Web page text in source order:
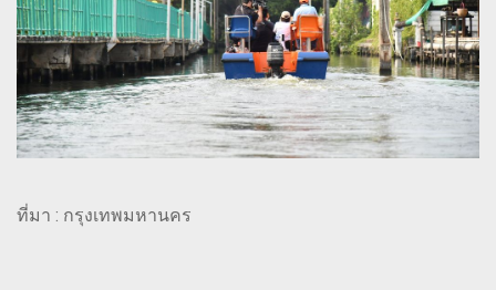
ที่มา : กรุงเทพมหานคร